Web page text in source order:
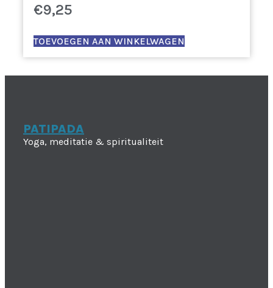
€9,25
TOEVOEGEN AAN WINKELWAGEN
PATIPADA
Yoga, meditatie & spiritualiteit